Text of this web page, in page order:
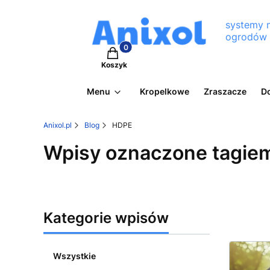
systemy
ogrodów
Produkty w koszyku: 0. Zobacz
Koszyk
Menu Kropelkowe Zraszacze
Anixol.pl Blog HDPE
Wpisy oznaczone
Kategorie wpisów
Wszystkie